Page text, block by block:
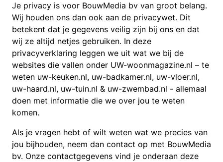
Je privacy is voor BouwMedia bv van groot belang.
Wij houden ons dan ook aan de privacywet. Dit
betekent dat je gegevens veilig zijn bij ons en dat
wij ze altijd netjes gebruiken. In deze
privacyverklaring leggen we uit wat we bij de
websites die vallen onder UW-woonmagazine.nl – te
weten uw-keuken.nl, uw-badkamer.nl, uw-vloer.nl,
uw-haard.nl, uw-tuin.nl & uw-zwembad.nl - allemaal
doen met informatie die we over jou te weten
komen.
Als je vragen hebt of wilt weten wat we precies van
jou bijhouden, neem dan contact op met BouwMedia
bv. Onze contactgegevens vind je onderaan deze